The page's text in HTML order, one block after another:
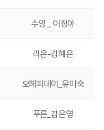
수영 _ 이정아
라온-김혜은
오해피데이_유미숙
푸른_김은영